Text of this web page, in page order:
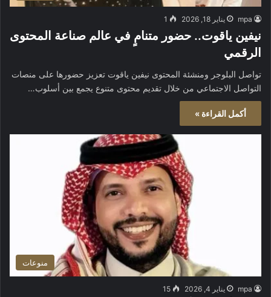
mpa يناير 18, 2026 1
نيفين ياقوت.. حضور متنامٍ في عالم صناعة المحتوى
الرقمي
تواصل البلوجر ومنشئة المحتوى نيفين ياقوت تعزيز حضورها على منصات
التواصل الاجتماعي من خلال تقديم محتوى متنوع يجمع بين أسلوب…
أكمل القراءة »
منوعات
mpa يناير 4, 2026 15